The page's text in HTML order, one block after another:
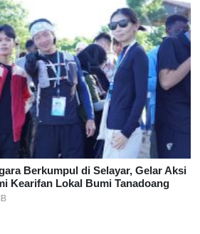
Berkumpul di Selayar, Gelar Aksi
Kearifan Lokal Bumi Tanadoang